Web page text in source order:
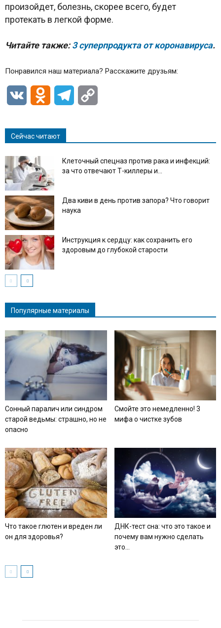
произойдет, болезнь, скорее всего, будет
протекать в легкой форме.
Читайте также:3 суперпродукта от коронавируса.
Понравился наш материала? Расскажите друзьям:
VK Odnoklassniki
Telegram
Сейчас читают
Клеточный спецназ против рака и инфекций:
за что отвечают Т-киллеры и...
Два киви в день против запора? Что говорит
наука
Инструкция к сердцу: как сохранить его
здоровым до глубокой старости
Популярные материалы
Сонный паралич или синдром
старой ведьмы: страшно, но не
опасно
Смойте это немедленно! 3
мифа о чистке зубов
Что такое глютен и вреден ли
он для здоровья?
ДНК-тест сна: что это такое и
почему вам нужно сделать
это...